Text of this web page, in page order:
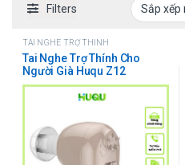
Filters
TAI NGHE TRỢ THÍNH
Tai Nghe Trợ Thính Cho
Người Già Huqu Z12